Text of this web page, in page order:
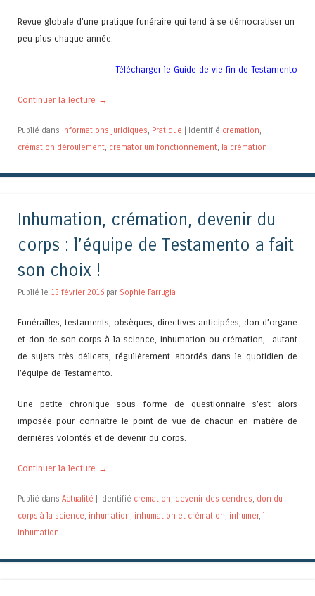
Revue globale d’une pratique funéraire qui tend à se démocratiser un
peu plus chaque année.
Télécharger le Guide de vie fin de Testamento
Continuer la lecture →
Publié dans Informations juridiques, Pratique Identifié cremation,
crémation déroulement, crematorium fonctionnement, la crémation
Inhumation, crémation, devenir du
corps : l’équipe de Testamento a fait
son choix !
Publié le 13 février 2016 par Sophie Farrugia
Funérailles, testaments, obsèques, directives anticipées, don d’organe
et don de son corps à la science, inhumation ou crémation, autant
de sujets très délicats, régulièrement abordés dans le quotidien de
l’équipe de Testamento.
Une petite chronique sous forme de questionnaire s’est alors
imposée pour connaître le point de vue de chacun en matière de
dernières volontés et de devenir du corps.
Continuer la lecture →
Publié dans Actualité Identifié cremation, devenir des cendres, don du
corps à la science, inhumation, inhumation et crémation, inhumer, l
inhumation